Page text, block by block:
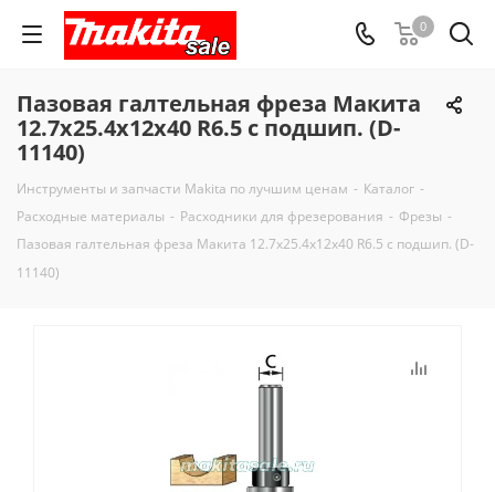
0
Пазовая галтельная фреза Макита
12.7х25.4х12х40 R6.5 с подшип. (D-
11140)
Инструменты и запчасти Makita по лучшим ценам - Каталог -
Расходные материалы - Расходники для фрезерования - Фрезы -
Пазовая галтельная фреза Макита 12.7х25.4х12х40 R6.5 с подшип. (D-
11140)